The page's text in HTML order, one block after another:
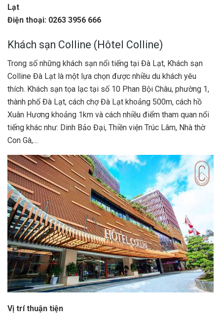
Lạt
Điện thoại: 0263 3956 666
Khách sạn Colline (Hôtel Colline)
Trong số những khách sạn nổi tiếng tại Đà Lạt, Khách sạn
Colline Đà Lạt là một lựa chọn được nhiều du khách yêu
thích. Khách sạn tọa lạc tại số 10 Phan Bội Châu, phường 1,
thành phố Đà Lạt, cách chợ Đà Lạt khoảng 500m, cách hồ
Xuân Hương khoảng 1km và cách nhiều điểm tham quan nổi
tiếng khác như: Dinh Bảo Đại, Thiền viện Trúc Lâm, Nhà thờ
Con Gà,…
Vị trí thuận tiện